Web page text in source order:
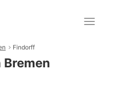
Findorff